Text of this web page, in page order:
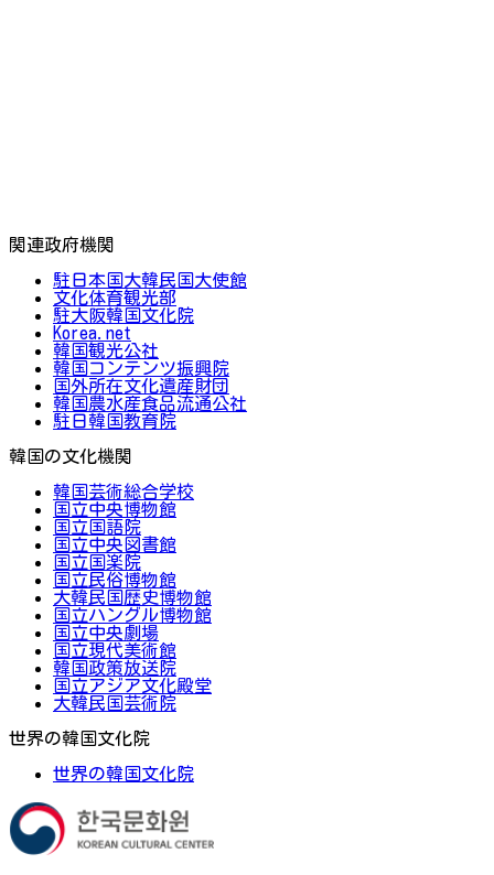
関連政府機関
駐日本国大韓民国大使館
文化体育観光部
駐大阪韓国文化院
Korea.net
韓国観光公社
韓国コンテンツ振興院
国外所在文化遺産財団
韓国農水産食品流通公社
駐日韓国教育院
韓国の文化機関
韓国芸術総合学校
国立中央博物館
国立国語院
国立中央図書館
国立国楽院
国立民俗博物館
大韓民国歴史博物館
国立ハングル博物館
国立中央劇場
国立現代美術館
韓国政策放送院
国立アジア文化殿堂
大韓民国芸術院
世界の韓国文化院
世界の韓国文化院